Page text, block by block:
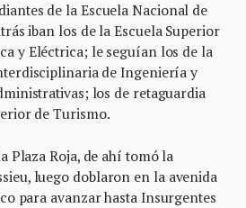
de la Escuela Nacional de
iban los de la Escuela Superior
y Eléctrica; le seguían los de la
de Ingeniería y
los de retaguardia
de Turismo.
Plaza Roja, de ahí tomó la
luego doblaron en la avenida
para avanzar hasta Insurgentes